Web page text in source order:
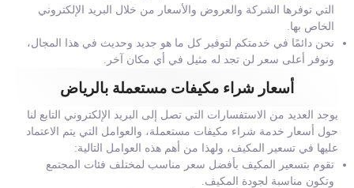
التي توفرها الشركة والعروض والأسعار من خلال البريد الإلكتروني
الخاص بها.
نحن دائمًا في خدمتكم لتوفير كل ما هو جديد وحديث في هذا المجال،
ونوفر أعلى سعر لن تجد له مثيل في أي مكان آخر.
أسعار شراء مكيفات مستعملة بالرياض
يوجد العديد من الاستفسارات التي تصل إلى البريد الإلكتروني التابع لنا
حول أسعار خدمة شراء مكيفات مستعملة، والعوامل التي يتم الاعتماد
عليها في تسعير المكيف، ولهذا من أهم هذه العوامل التالية:
تقوم بتسعير المكيف بأفضل سعر مناسب لمختلف فئات المجتمع
وتكون مناسبة لجودة المكيف.